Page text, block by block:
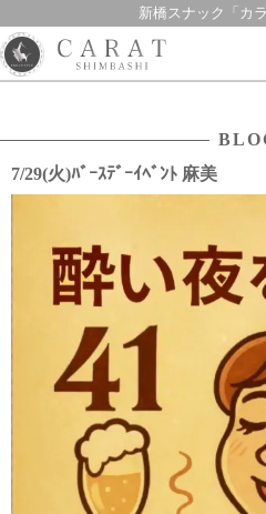
新橋スナック「カ
7/29(火)ﾊﾞｰｽﾃﾞｰｲﾍﾞﾝﾄ 麻美